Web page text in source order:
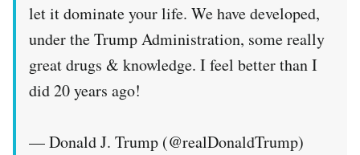
let it dominate your life. We have developed,
under the Trump Administration, some really
great drugs & knowledge. I feel better than I
did 20 years ago!
— Donald J. Trump (@realDonaldTrump)